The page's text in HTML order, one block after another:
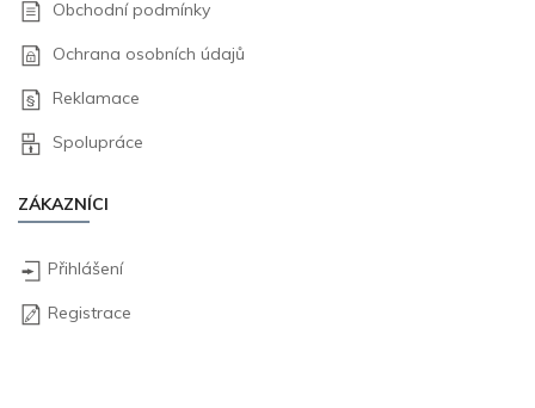
Obchodní podmínky
Ochrana osobních údajů
Reklamace
Spolupráce
ZÁKAZNÍCI
Přihlášení
Registrace